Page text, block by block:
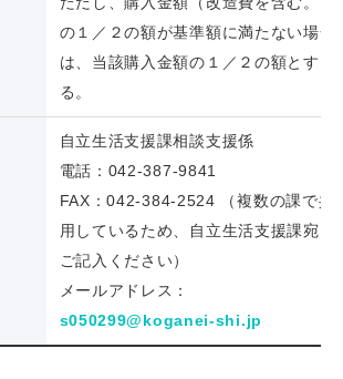
の１／２の額が基準額に満たない場合
は、当該購入金額の１／２の額とす
る。
自立生活支援課相談支援係
電話：042-387-9841
FAX：042-384-2524 （複数の課で共
用しているため、自立生活支援課宛と
ご記入ください）
メールアドレス：
s050299@koganei-shi.jp